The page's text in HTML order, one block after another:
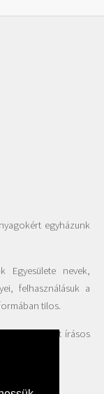
egyházunk
Egyesülete nevek,
felhasználásuk a
tilos.
az Egyesület írásos